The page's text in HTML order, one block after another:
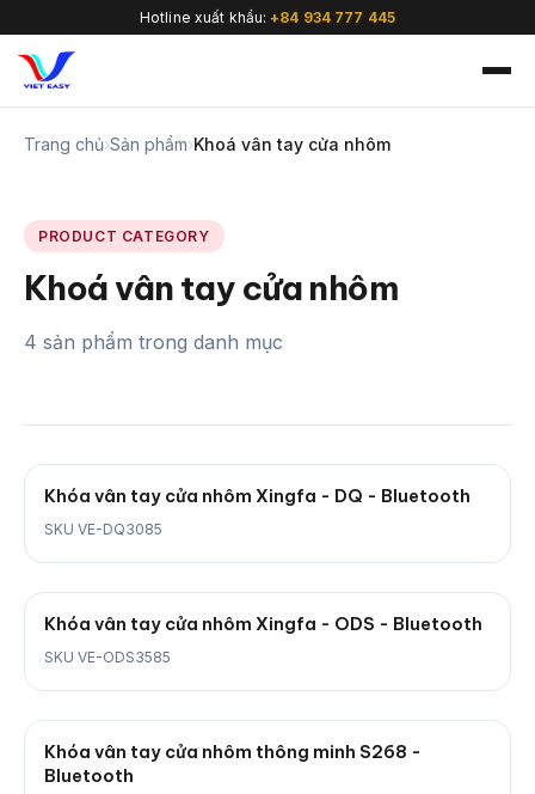
Hotline xuất khẩu:+84 934 777 445
Trang chủ›Sản phẩm›Khoá vân tay cửa nhôm
PRODUCT CATEGORY
Khoá vân tay cửa nhôm
4 sản phẩm trong danh mục
Khóa vân tay cửa nhôm Xingfa - DQ - Bluetooth
SKU VE-DQ3085
Khóa vân tay cửa nhôm Xingfa - ODS - Bluetooth
SKU VE-ODS3585
Khóa vân tay cửa nhôm thông minh S268 -
Bluetooth